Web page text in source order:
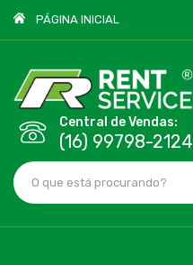
PÁGINA INICIAL
Central de Vendas:
(16) 99798-2124